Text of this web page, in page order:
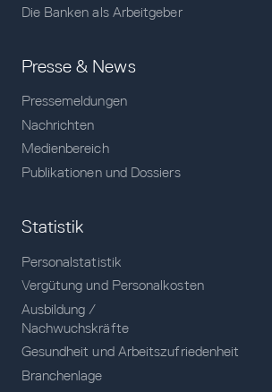
Die Banken als Arbeitgeber
Presse & News
Pressemeldungen
Nachrichten
Medienbereich
Publikationen und Dossiers
Statistik
Personalstatistik
Vergütung und Personalkosten
Ausbildung /
Nachwuchskräfte
Gesundheit und Arbeitszufriedenheit
Branchenlage